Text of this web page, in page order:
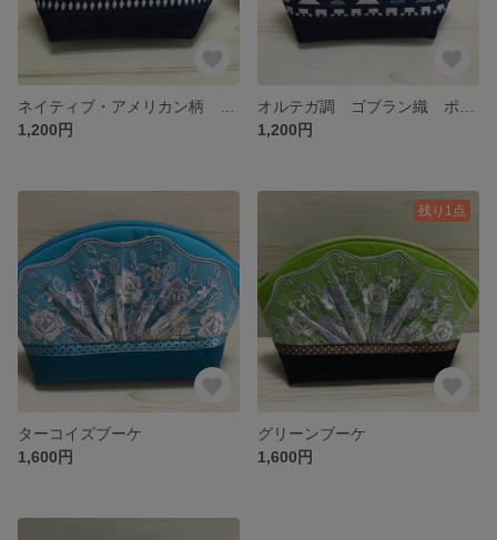
1,200円
1,200円
ターコイズブーケ
1,600円
残り1点
グリーンブーケ
1,600円